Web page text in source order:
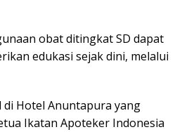
obat ditingkat SD dapat
edukasi sejak dini, melalui
di Hotel Anuntapura yang
Ikatan Apoteker Indonesia